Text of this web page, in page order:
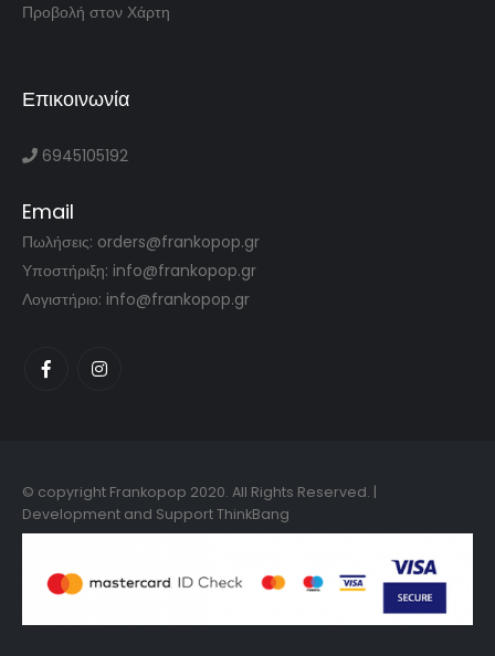
Προβολή στον Χάρτη
Επικοινωνία
6945105192
Email
Πωλήσεις: orders@frankopop.gr
Υποστήριξη: info@frankopop.gr
Λογιστήριο: info@frankopop.gr
© copyright Frankopop 2020. All Rights Reserved. |
Development and SupportThinkBang